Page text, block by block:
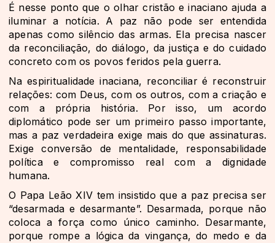
É nesse ponto que o olhar cristão e inaciano ajuda a
iluminar a notícia. A paz não pode ser entendida
apenas como silêncio das armas. Ela precisa nascer
da reconciliação, do diálogo, da justiça e do cuidado
concreto com os povos feridos pela guerra.
Na espiritualidade inaciana, reconciliar é reconstruir
relações: com Deus, com os outros, com a criação e
com a própria história. Por isso, um acordo
diplomático pode ser um primeiro passo importante,
mas a paz verdadeira exige mais do que assinaturas.
Exige conversão de mentalidade, responsabilidade
política e compromisso real com a dignidade
humana.
O Papa Leão XIV tem insistido que a paz precisa ser
“desarmada e desarmante”. Desarmada, porque não
coloca a força como único caminho. Desarmante,
porque rompe a lógica da vingança, do medo e da